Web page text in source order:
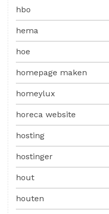
hbo
hema
hoe
homepage maken
homeylux
horeca website
hosting
hostinger
hout
houten